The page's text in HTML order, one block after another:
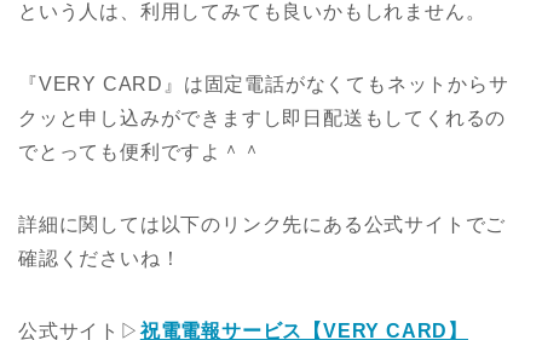
という人は、利用してみても良いかもしれません。
『VERY CARD』は固定電話がなくてもネットからサ
クッと申し込みができますし即日配送もしてくれるの
でとっても便利ですよ＾＾
詳細に関しては以下のリンク先にある公式サイトでご
確認くださいね！
公式サイト▷祝電電報サービス【VERY CARD】